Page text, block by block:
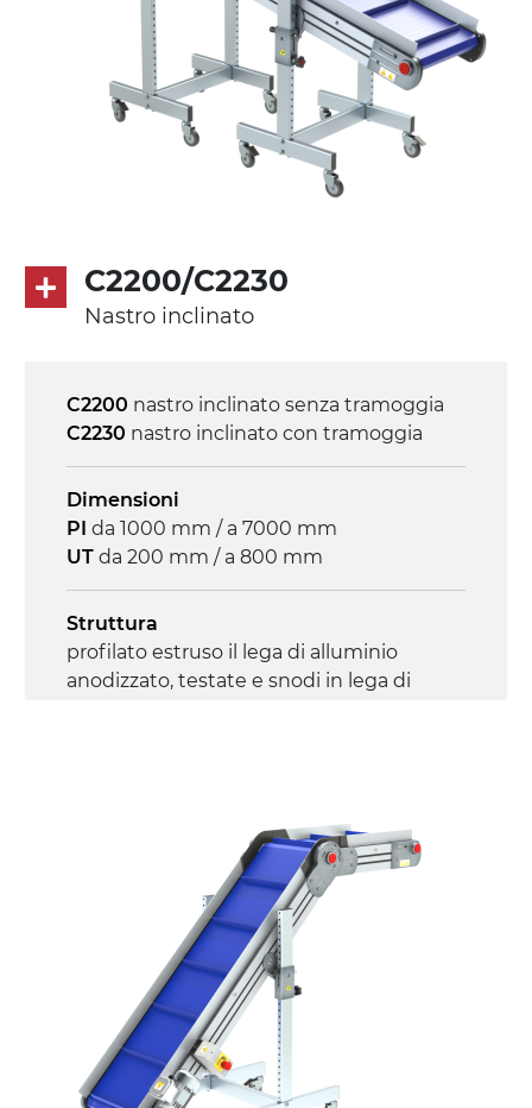
modulare PP superficie blue
Trasmissione
diretta in traino (lato sinistro), riduttore
4.6 m/minuto
Controllo
on/off, E-Stop, protezione termica motore
C2200/C2230
Nastro inclinato
C2200 nastro inclinato senza tramoggia
C2230 nastro inclinato con tramoggia
Dimensioni
PI da 1000 mm / a 7000 mm
UT da 200 mm / a 800 mm
Struttura
profilato estruso il lega di alluminio
anodizzato, testate e snodi in lega di
Supporti di sostegno
cannocchiali con cerniere in lega di
alluminio pressofuso, gambe in tubolare
in metallo zincato, ruote pivottanti
con/senza freno (2+2)
Tappeto